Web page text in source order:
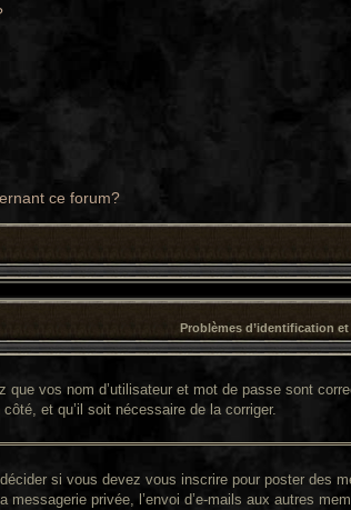
ce forum?
Problèmes d’identification
vos nom d’utilisateur et mot de passe sont
et qu’il soit nécessaire de la corriger.
si vous devez vous inscrire pour poster des
privée, l’envoi d’e-mails aux autres